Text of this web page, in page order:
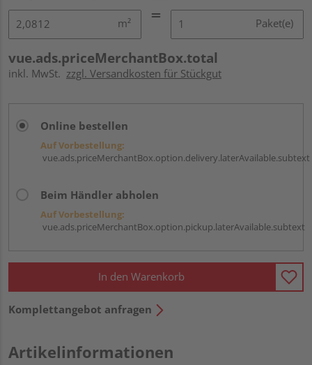
m² Paket(e)
vue.ads.priceMerchantBox.total
inkl. MwSt. zzgl. Versandkosten für Stückgut
Online bestellen
Auf Vorbestellung:
vue.ads.priceMerchantBox.option.delivery.laterAvailable.subtext
Beim Händler abholen
Auf Vorbestellung:
vue.ads.priceMerchantBox.option.pickup.laterAvailable.subtext
In den Warenkorb
Komplettangebot anfragen
Artikelinformationen